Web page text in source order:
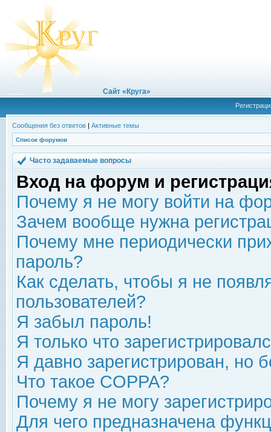
Сайт «Круга»
Сообщения без ответов | Активные темы
Список форумов
Часто задаваемые вопросы
Вход на форум и
Почему я не могу войти на
Зачем вообще нужна
Почему мне периодически
пароль?
Как сделать, чтобы я не
пользователей?
Я забыл пароль!
Я только что
Я давно зарегистрирован, но
Что такое COPPA?
Почему я не могу
Для чего предназначена